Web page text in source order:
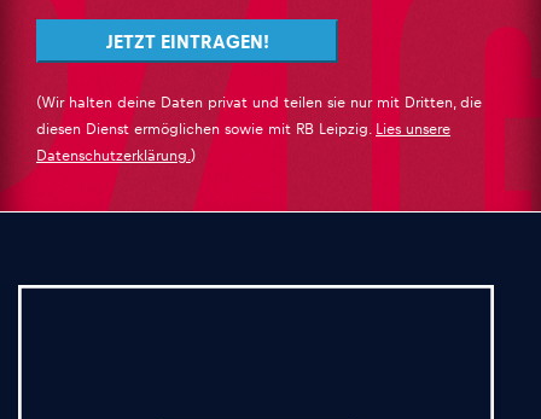
(Wir halten deine Daten privat und teilen sie nur mit Dritten, die
diesen Dienst ermöglichen sowie mit RB Leipzig. Lies unsere
Datenschutzerklärung. )